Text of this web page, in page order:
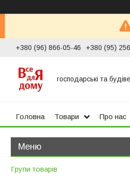
+380 (96) 866-05-46 +380 (95)
господарські та
Головна Товари Про нас
Групи товарів